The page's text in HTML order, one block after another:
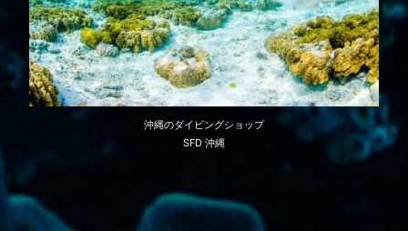
沖縄のダイビングショップ
SFD 沖縄